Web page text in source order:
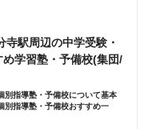
寺駅周辺の中学受験・
学習塾・予備校(集団/
別指導塾・予備校について基本
別指導塾・予備校おすすめ一